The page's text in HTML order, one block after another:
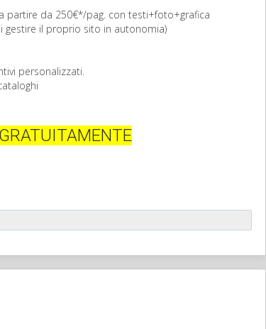
partire da 250€*/pag. con testi+foto+grafica
gestire il proprio sito in autonomia)
personalizzati.